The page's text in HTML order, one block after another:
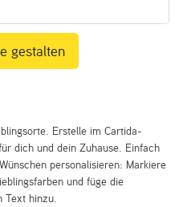
Erstelle im Cartida-
dich und dein Zuhause. Einfach
personalisieren: Markiere
und füge die
Text hinzu.
gestalten